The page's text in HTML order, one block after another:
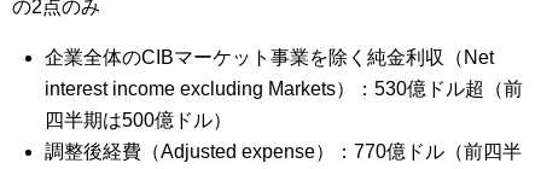
の2点のみ
企業全体のCIBマーケット事業を除く純金利収（Net
interest income excluding Markets）：530億ドル超（前
四半期は500億ドル）
調整後経費（Adjusted expense）：770億ドル（前四半